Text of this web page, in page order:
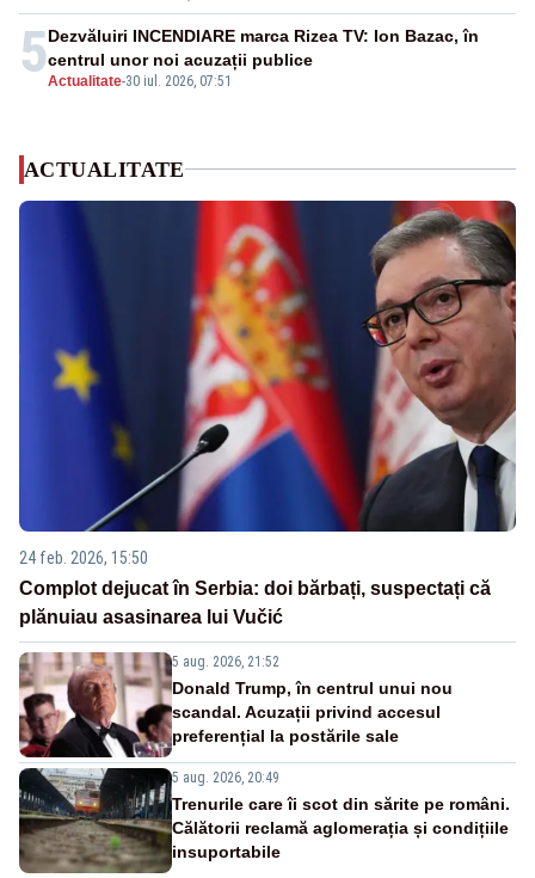
5Actualitate-30 iul. 2026, 07:51
Dezvăluiri INCENDIARE marca Rizea TV: Ion Bazac, în
centrul unor noi acuzații publice
ACTUALITATE
24 feb. 2026, 15:50
Complot dejucat în Serbia: doi bărbați, suspectați că
plănuiau asasinarea lui Vučić
5 aug. 2026, 21:52
Donald Trump, în centrul unui nou
scandal. Acuzații privind accesul
preferențial la postările sale
5 aug. 2026, 20:49
Trenurile care îi scot din sărite pe români.
Călătorii reclamă aglomerația și condițiile
insuportabile